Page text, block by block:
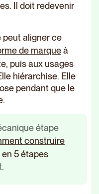
Il doit redevenir
peut aligner ce
de marqueà
puis aux usages
hiérarchise. Elle
pendant que le
étape
construire
5 étapes